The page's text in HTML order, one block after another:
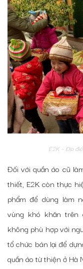
E2K – Địa
Đối vớiquần áo cũ
thiết, E2K còn thực
phẩm để dùng làm
vùng khó khăn trên
không phù hợp với
tổ chức bán lại để
quần áo từ thiện ở Hà